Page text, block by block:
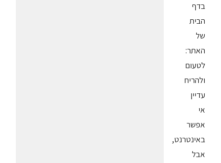
בדף
הבית
של
האתר:
לטעום
ולהריח
עדיין
אי
אפשר
באינטרנט,
אבל